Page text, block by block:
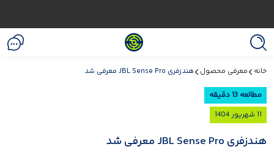
خانه معرفی محصول هندزفری JBL Sense Pro معرفی شد
مطالعه 13 دقیقه
11 شهریور 1404
هندزفری JBL Sense Pro معرفی شد